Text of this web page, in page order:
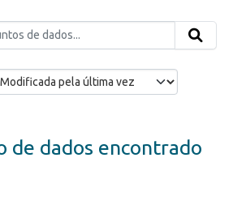
de dados encontrado